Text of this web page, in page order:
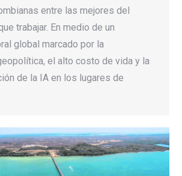
entre las mejores del
trabajar. En medio de un
global marcado por la
el alto costo de vida y la
de la IA en los lugares de